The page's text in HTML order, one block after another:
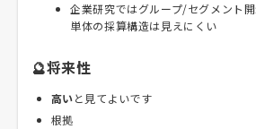
企業研究ではグループ/セグメント開
単体の採算構造は見えにくい
🔮将来性
高いと見てよいです
根拠